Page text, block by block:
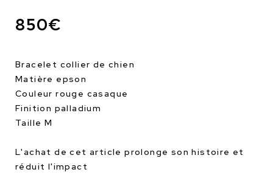
850€
Bracelet collier de chien
Matière epson
Couleur rouge casaque
Finition palladium
Taille M
L'achat de cet article prolonge son histoire et
réduit l'impact